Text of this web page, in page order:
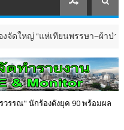
ทียนพรรษา–ผ้าป่าซาเล้งปลอดเ
วรรณ" นักร้องดังยุค 90 พร้อมผล